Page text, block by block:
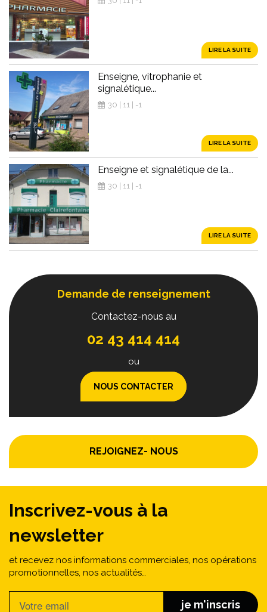
LIRE LA SUITE
Enseigne, vitrophanie et
signalétique...
30 | 11 | -1
LIRE LA SUITE
Enseigne et signalétique de la...
30 | 11 | -1
LIRE LA SUITE
Demande de renseignement
Contactez-nous au
02 43 414 414
ou
NOUS CONTACTER
REJOIGNEZ- NOUS
Inscrivez-vous à la
newsletter
et recevez nos informations commerciales, nos opérations
promotionnelles, nos actualités…
je m'inscris